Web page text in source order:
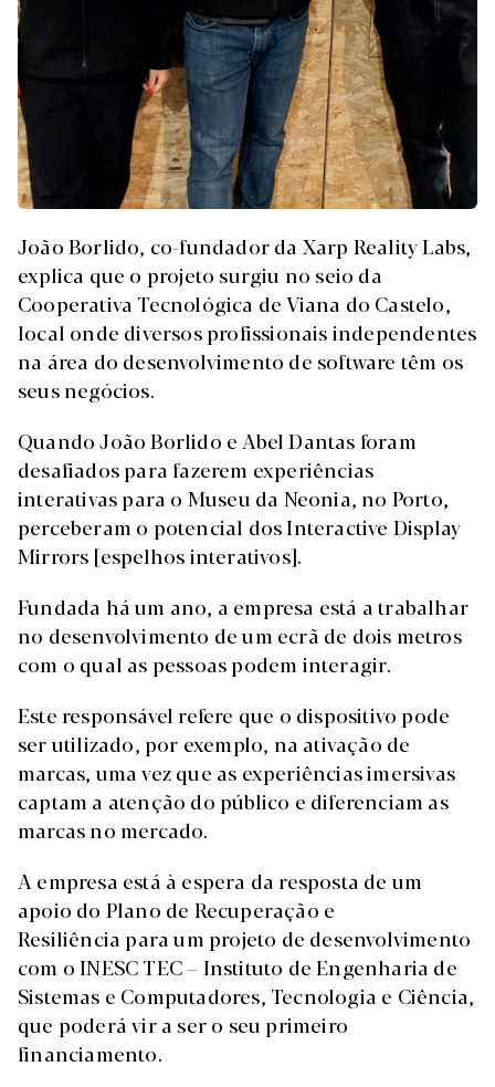
João Borlido, co-fundador da Xarp Reality Labs,
explica que o projeto surgiu no seio da
Cooperativa Tecnológica de Viana do Castelo,
local onde diversos profissionais independentes
na área do desenvolvimento de software têm os
seus negócios.
Quando João Borlido e Abel Dantas foram
desafiados para fazerem experiências
interativas para o Museu da Neonia, no Porto,
perceberam o potencial dos Interactive Display
Mirrors [espelhos interativos].
Fundada há um ano, a empresa está a trabalhar
no desenvolvimento de um ecrã de dois metros
com o qual as pessoas podem interagir.
Este responsável refere que o dispositivo pode
ser utilizado, por exemplo, na ativação de
marcas, uma vez que as experiências imersivas
captam a atenção do público e diferenciam as
marcas no mercado.
A empresa está à espera da resposta de um
apoio do Plano de Recuperação e
Resiliência para um projeto de desenvolvimento
com o INESC TEC – Instituto de Engenharia de
Sistemas e Computadores, Tecnologia e Ciência,
que poderá vir a ser o seu primeiro
financiamento.